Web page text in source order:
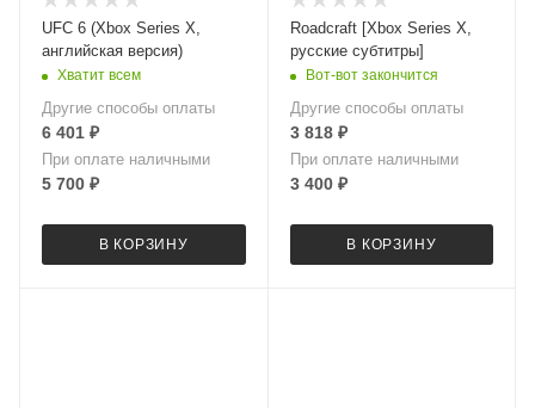
UFC 6 (Xbox Series X,
английская версия)
Хватит всем
Другие способы оплаты
6 401 ₽
При оплате наличными
5 700 ₽
В КОРЗИНУ
Roadcraft [Xbox Series X,
русские субтитры]
Вот-вот закончится
Другие способы оплаты
3 818₽
При оплате наличными
3 400₽
В КОРЗИНУ